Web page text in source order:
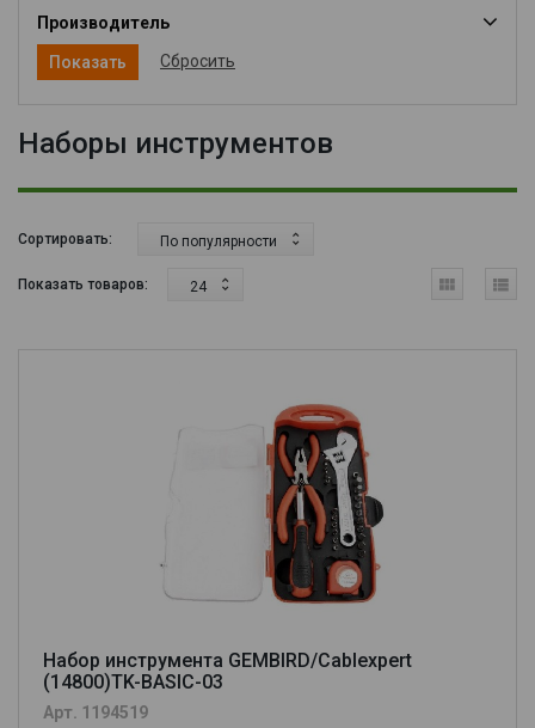
Производитель
Сбросить
Наборы инструментов
Сортировать: По популярности
Показать товаров: 24
Набор инструмента GEMBIRD/Cablexpert
(14800)TK-BASIC-03
Арт. 1194519